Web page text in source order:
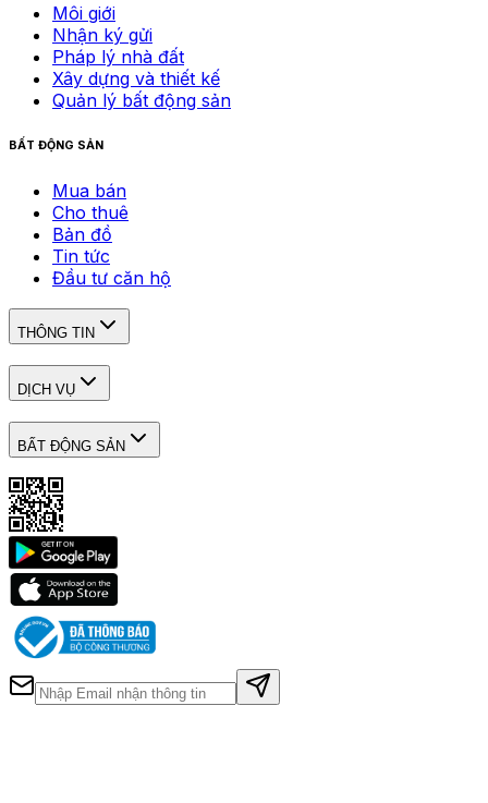
Môi giới
Nhận ký gửi
Pháp lý nhà đất
Xây dựng và thiết kế
Quản lý bất động sản
BẤT ĐỘNG SẢN
Mua bán
Cho thuê
Bản đồ
Tin tức
Đầu tư căn hộ
THÔNG TIN
DỊCH VỤ
BẤT ĐỘNG SẢN